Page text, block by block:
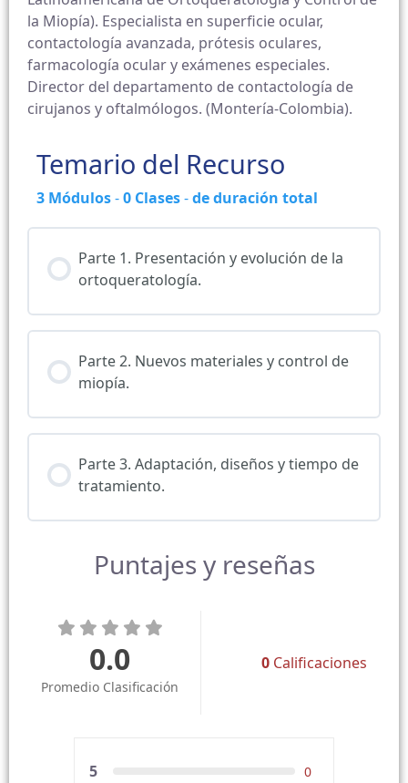
la Miopía). Especialista en superficie ocular,
contactología avanzada, prótesis oculares,
farmacología ocular y exámenes especiales.
Director del departamento de contactología de
cirujanos y oftalmólogos. (Montería-Colombia).
Temario del Recurso
3 Módulos-0 Clases-de duración total
Parte 1. Presentación y evolución de la
ortoqueratología.
Parte 2. Nuevos materiales y control de
miopía.
Parte 3. Adaptación, diseños y tiempo de
tratamiento.
Puntajes y reseñas
0.0
Promedio Clasificación
0 Calificaciones
5 0